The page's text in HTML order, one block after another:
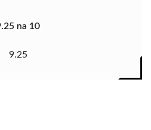
na 10
9.25